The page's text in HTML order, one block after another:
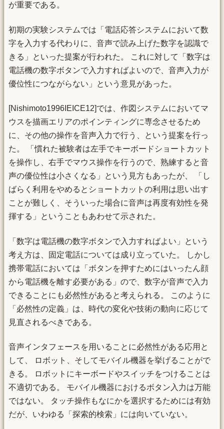
が重要である。
初期の実験システムでは「電話応答システムにおいて数
字を入力する代わりに、音声で読み上げた数字を認識で
きる」といった提案が行われた。 これに対して「数字は
電話機の数字ボタンで入力すればよいので、音声入力が
優位性につながらない」という意見があった。
[Nishimoto1996IEICE12]では、作図システムにおいてマ
ウスを描画エリアのポインティングに専念させるため
に、その他の操作を音声入力で行う、という提案を行っ
た。 「慣れた被験者は左手でキーボードショートカット
を操作し、右手でマウス操作を行うので、熟練すると音
声の優位性は小さくなる」という見方もあったが、 「し
ばらく利用をやめるとショートカットの利用は思い出す
ことが難しく、そういった場合に音声は再度有効性を発
揮する」ということもあわせて示された。
「数字は電話機の数字ボタンで入力すればよい」という
考え方は、固定電話については成り立っていた。 しかし
携帯電話においては「ボタンを押すためにはいったん顔
から電話機を離す必要がある」ので、数字が音声で入力
できることにも必然性があると考えられる。 このように
「必然性の定義」は、時代の変化や技術の動向に応じて
見直されるべきである。
音声インタフェースを用いることに必然性がある応用と
して、 ロボット、そしてモバイル機器を挙げることがで
きる。 ロボットにキーボードやスイッチをつけることは
不適切である。 モバイル機器におけるボタン入力は万能
ではない。 タッチ操作もなにかを選択するためには有効
だが、いわゆる「探索的検索」には向いていない。